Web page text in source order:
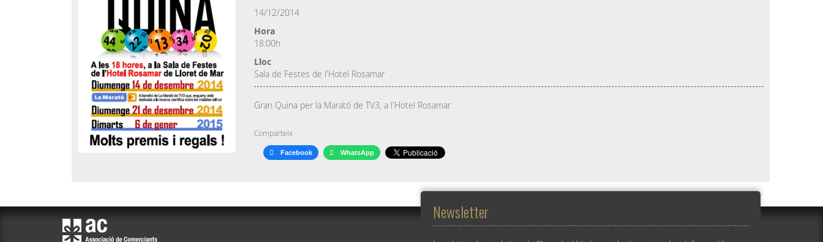
14/12/2014
Hora
18:00h
Lloc
Sala de Festes de l'Hotel Rosamar
Gran Quina per la Marató de TV3, a l'Hotel Rosamar
Comparteix
Facebook WhatsApp
Newsletter